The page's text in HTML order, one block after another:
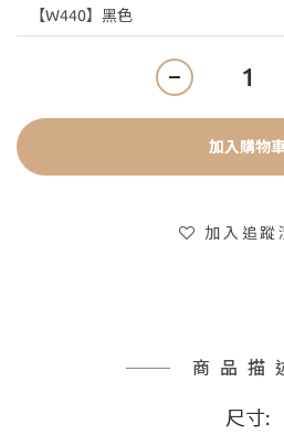
加入購物
加入追蹤
商品描
尺寸: